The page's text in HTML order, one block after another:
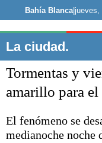
Noticias
Deportes
Bahía Blanca|jueves,
La ciudad.
Tormentas y
amarillo para
El fenómeno se
medianoche noche